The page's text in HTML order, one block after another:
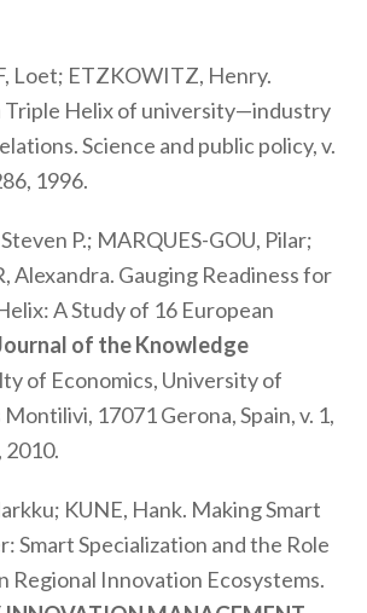
Loet; ETZKOWITZ, Henry.
Triple Helix of university—industry
Science and public policy, v.
1996.
P.; MARQUES-GOU, Pilar;
Alexandra. Gauging Readiness for
A Study of 16 European
of the Knowledge
of Economics, University of
17071 Gerona, Spain, v. 1,
2010.
KUNE, Hank. Making Smart
Smart Specialization and the Role
Regional Innovation Ecosystems.